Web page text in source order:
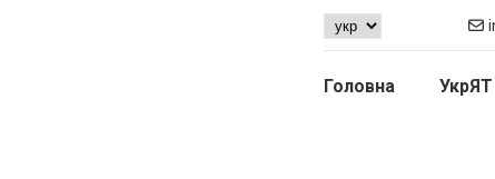
Головна УкрЯТ